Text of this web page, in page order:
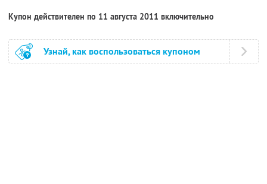
Купон действителен по 11 августа 2011 включительно
Узнай, как воспользоваться купоном